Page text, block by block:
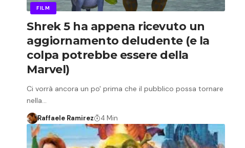
FILM
Shrek 5 ha appena ricevuto un
aggiornamento deludente (e la
colpa potrebbe essere della
Marvel)
Ci vorrà ancora un po' prima che il pubblico possa tornare
nella…
Raffaele Ramirez 4 Min